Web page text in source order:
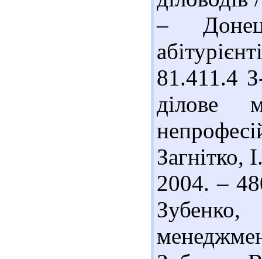
–
81.411.4
ділове
2004. –